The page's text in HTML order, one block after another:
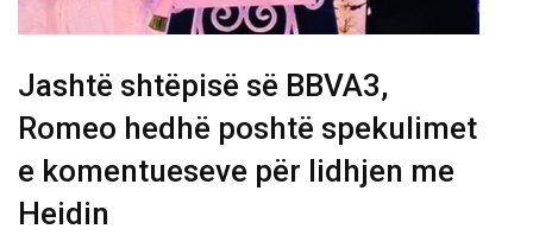
Jashtë shtëpisë së BBVA3,
Romeo hedhë poshtë spekulimet
e komentueseve për lidhjen me
Heidin